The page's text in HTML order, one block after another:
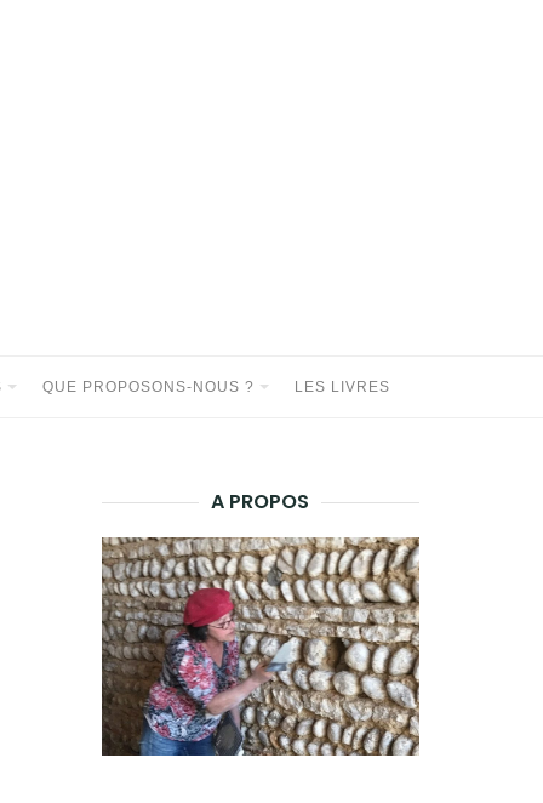
QUE PROPOSONS-NOUS ? LES LIVRES
A PROPOS